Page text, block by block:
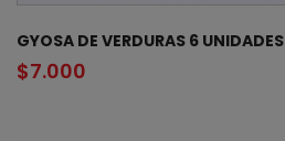
GYOSA DE VERDURAS 6 UNIDADES
$7.000